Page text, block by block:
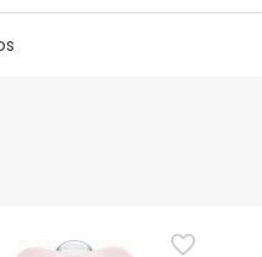
segurança para este
nos. Além disso, se